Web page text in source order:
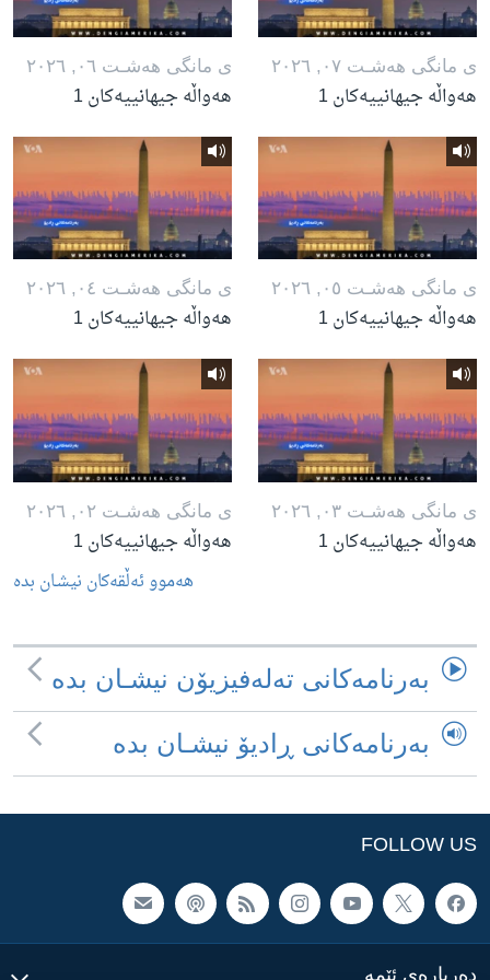
ی مانگی هه‌شـت ٠٧, ٢٠٢٦
هەواڵە جیهانییەکان 1
ی مانگی هه‌شـت ٠٦, ٢٠٢٦
هەواڵە جیهانییەکان 1
ی مانگی هه‌شـت ٠٥, ٢٠٢٦
هەواڵە جیهانییەکان 1
ی مانگی هه‌شـت ٠٤, ٢٠٢٦
هەواڵە جیهانییەکان 1
ی مانگی هه‌شـت ٠٣, ٢٠٢٦
هەواڵە جیهانییەکان 1
ی مانگی هه‌شـت ٠٢, ٢٠٢٦
هەواڵە جیهانییەکان 1
هه‌موو ئه‌ڵقه‌کان نیشـان بده‌
به‌رنامه‌کانی ته‌له‌فیزیۆن نیشـان بده‌
به‌رنامه‌کانی ڕادیۆ نیشـان بده‌
FOLLOW US
ده‌رباره‌ی ئێمه‌